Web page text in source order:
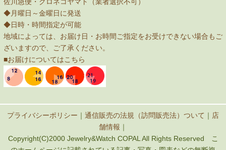
佐川急便・クロネコヤマト（業者選択不可）
◆月曜日～金曜日に発送
◆日時・時間指定が可能
地域によっては、お届け日・お時間ご指定をお受けできない場合もご
ざいますので、ご了承ください。
■お届けについてはこちら
プライバシーポリシー ｜ 通信販売の法規（訪問販売法）ついて ｜ 店
舗情報 ｜
Copyright(C)2000 Jewelry&Watch COPAL All Rights Reserved こ